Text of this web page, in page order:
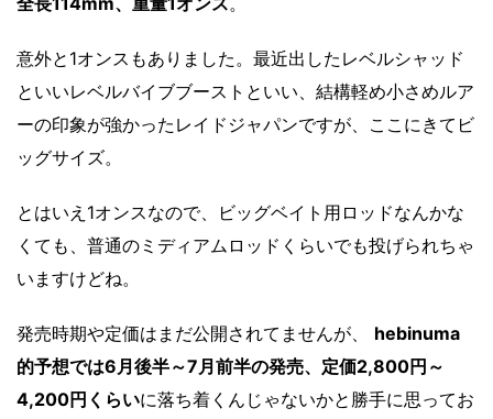
意外と1オンスもありました。最近出したレベルシャッド
といいレベルバイブブーストといい、結構軽め小さめルア
ーの印象が強かったレイドジャパンですが、ここにきてビ
ッグサイズ。
とはいえ1オンスなので、ビッグベイト用ロッドなんかな
くても、普通のミディアムロッドくらいでも投げられちゃ
いますけどね。
発売時期や定価はまだ公開されてませんが、 hebinuma
的予想では6月後半～7月前半の発売、定価2,800円～
4,200円くらいに落ち着くんじゃないかと勝手に思ってお